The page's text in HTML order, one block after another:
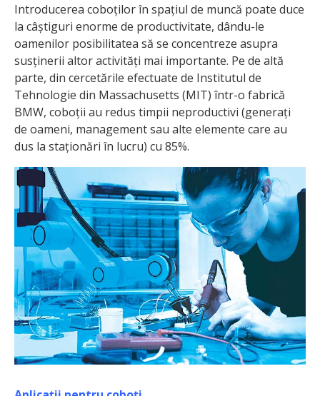
Introducerea coboților în spațiul de muncă poate duce
la câștiguri enorme de productivitate, dându-le
oamenilor posibilitatea să se concentreze asupra
susținerii altor activități mai importante. Pe de altă
parte, din cercetările efectuate de Institutul de
Tehnologie din Massachusetts (MIT) într-o fabrică
BMW, coboții au redus timpii neproductivi (generați
de oameni, management sau alte elemente care au
dus la staționări în lucru) cu 85%.